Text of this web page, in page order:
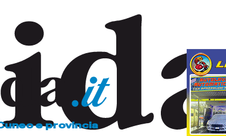
e provincia